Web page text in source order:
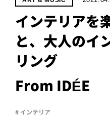
インテリアを
と、大人のイ
リング
From IDÉE
# インテリア